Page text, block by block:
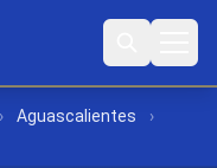
› Aguascalientes
›